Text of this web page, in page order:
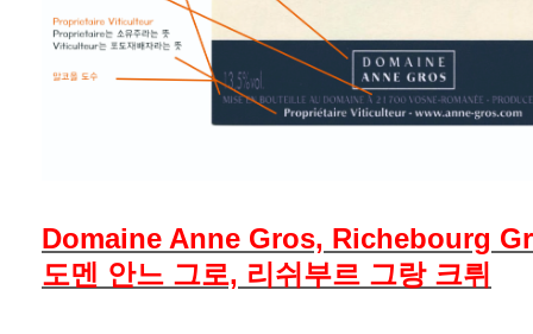
Domaine Anne Gros, Richebourg
도멘 안느 그로, 리쉬부르 그랑 크뤼